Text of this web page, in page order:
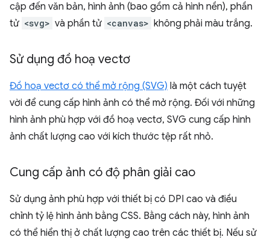
cập đến văn bản, hình ảnh (bao gồm cả hình nền), phần
tử <svg> và phần tử <canvas> không phải màu trắng.
Sử dụng đồ hoạ vectơ
Đồ hoạ vectơ có thể mở rộng (SVG) là một cách tuyệt
vời để cung cấp hình ảnh có thể mở rộng. Đối với những
hình ảnh phù hợp với đồ hoạ vectơ, SVG cung cấp hình
ảnh chất lượng cao với kích thước tệp rất nhỏ.
Cung cấp ảnh có độ phân giải cao
Sử dụng ảnh phù hợp với thiết bị có DPI cao và điều
chỉnh tỷ lệ hình ảnh bằng CSS. Bằng cách này, hình ảnh
có thể hiển thị ở chất lượng cao trên các thiết bị. Nếu sử